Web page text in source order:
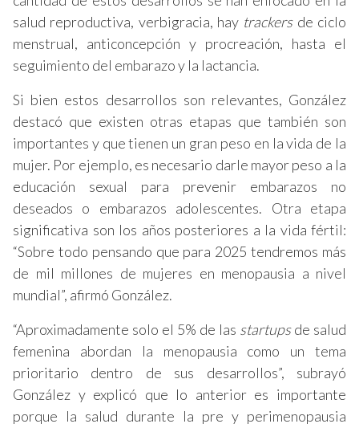
salud reproductiva, verbigracia, hay trackersde ciclo
menstrual, anticoncepción y procreación, hasta el
seguimiento del embarazo y la lactancia.
Si bien estos desarrollos son relevantes, González
destacó que existen otras etapas que también son
importantes y que tienen un gran peso en la vida de la
mujer. Por ejemplo, es necesario darle mayor peso a la
educación sexual para prevenir embarazos no
deseados o embarazos adolescentes. Otra etapa
significativa son los años posteriores a la vida fértil:
“Sobre todo pensando que para 2025 tendremos más
de mil millones de mujeres en menopausia a nivel
mundial”, afirmó González.
“Aproximadamente solo el 5% de las startupsde salud
femenina abordan la menopausia como un tema
prioritario dentro de sus desarrollos”, subrayó
González y explicó que lo anterior es importante
porque la salud durante la pre y perimenopausia